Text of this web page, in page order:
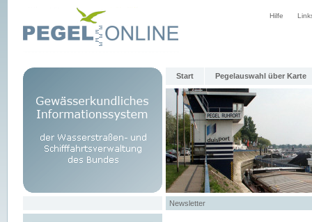
Hilfe
Start Pegelauswahl über Karte
Newsletter